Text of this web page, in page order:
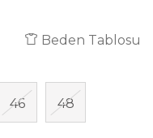
Beden Tablosu
46 48